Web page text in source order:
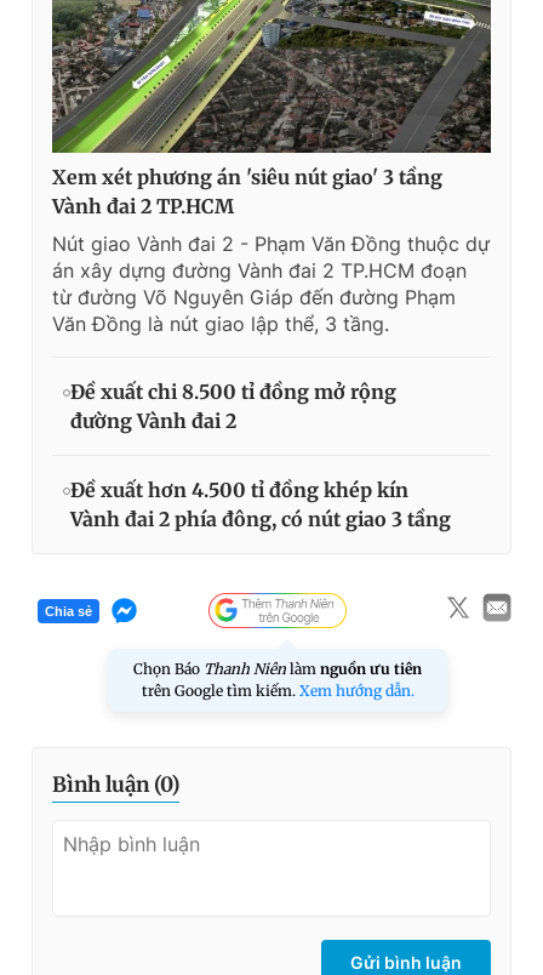
Xem xét phương án 'siêu nút giao' 3 tầng
Vành đai 2 TP.HCM
Nút giao Vành đai 2 - Phạm Văn Đồng thuộc dự
án xây dựng đường Vành đai 2 TP.HCM đoạn
từ đường Võ Nguyên Giáp đến đường Phạm
Văn Đồng là nút giao lập thể, 3 tầng.
Đề xuất chi 8.500 tỉ đồng mở rộng
đường Vành đai 2
Đề xuất hơn 4.500 tỉ đồng khép kín
Vành đai 2 phía đông, có nút giao 3 tầng
Chia sẻ
Chọn Báo Thanh Niên làm nguồn ưu tiên
trên Google tìm kiếm. Xem hướng dẫn.
Bình luận (0)
Gửi bình luận